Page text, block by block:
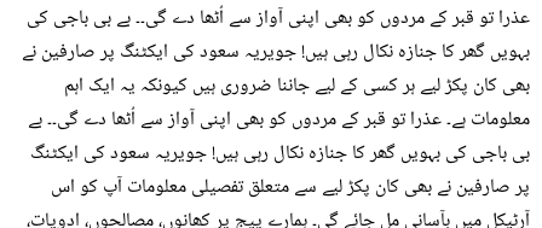
عذرا تو قبر کے مردوں کو بھی اپنی آواز سے اُٹھا دے گی۔۔ بے بی باجی کی
بہویں گھر کا جنازہ نکال رہی ہیں! جویریہ سعود کی ایکٹنگ پر صارفین نے
بھی کان پکڑ لیے ہر کسی کے لیے جاننا ضروری ہیں کیونکہ یہ ایک اہم
معلومات ہے۔ عذرا تو قبر کے مردوں کو بھی اپنی آواز سے اُٹھا دے گی۔۔ بے
بی باجی کی بہویں گھر کا جنازہ نکال رہی ہیں! جویریہ سعود کی ایکٹنگ
پر صارفین نے بھی کان پکڑ لیے سے متعلق تفصیلی معلومات آپ کو اس
آرٹیکل میں بآسانی مل جائے گی۔ ہمارے پیج پر کھانوں، مصالحوں، ادویات،